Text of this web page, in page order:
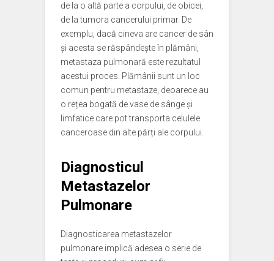
de la o altă parte a corpului, de obicei,
de la tumora cancerului primar. De
exemplu, dacă cineva are cancer de sân
și acesta se răspândește în plămâni,
metastaza pulmonară este rezultatul
acestui proces. Plămânii sunt un loc
comun pentru metastaze, deoarece au
o rețea bogată de vase de sânge și
limfatice care pot transporta celulele
canceroase din alte părți ale corpului.
Diagnosticul
Metastazelor
Pulmonare
Diagnosticarea metastazelor
pulmonare implică adesea o serie de